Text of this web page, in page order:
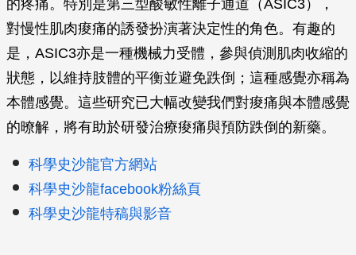
的疼痛。特別是第三型酸敏性離子通道（ASIC3），
對慢性肌肉痠痛的誘發扮演著決定性的角色。有趣的
是，ASIC3亦是一種機械力受體，參與偵測肌肉收縮的
狀態，以維持肢體的平衡並避免跌倒；這種感覺亦稱為
本體感覺。這些研究已大幅改變我們對痠痛與本體感覺
的暸解，將有助於研發治療痠痛與預防跌倒的新藥。
科學史沙龍官方網站
科學史沙龍facebook粉絲頁
科學史沙龍特稿與影音